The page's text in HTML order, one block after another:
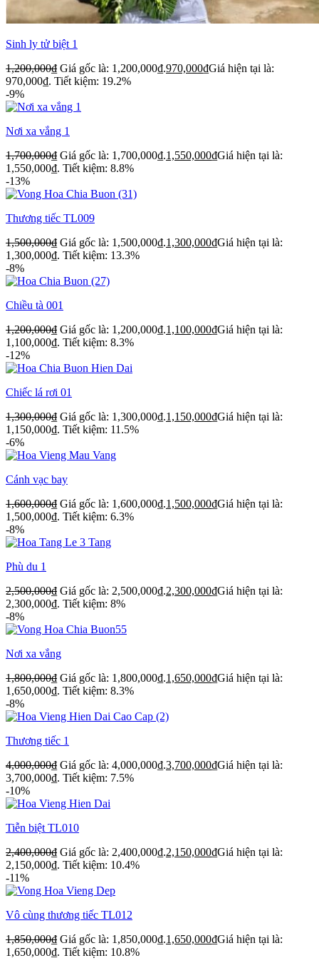
Sinh ly tử biệt 1
1,200,000₫ Giá gốc là: 1,200,000₫.970,000₫Giá hiện tại là:
970,000₫. Tiết kiệm: 19.2%
-9%
Nơi xa vắng 1
1,700,000₫ Giá gốc là: 1,700,000₫.1,550,000₫Giá hiện tại là:
1,550,000₫. Tiết kiệm: 8.8%
-13%
Thương tiếc TL009
1,500,000₫ Giá gốc là: 1,500,000₫.1,300,000₫Giá hiện tại là:
1,300,000₫. Tiết kiệm: 13.3%
-8%
Chiều tà 001
1,200,000₫ Giá gốc là: 1,200,000₫.1,100,000₫Giá hiện tại là:
1,100,000₫. Tiết kiệm: 8.3%
-12%
Chiếc lá rơi 01
1,300,000₫ Giá gốc là: 1,300,000₫.1,150,000₫Giá hiện tại là:
1,150,000₫. Tiết kiệm: 11.5%
-6%
Cánh vạc bay
1,600,000₫ Giá gốc là: 1,600,000₫.1,500,000₫Giá hiện tại là:
1,500,000₫. Tiết kiệm: 6.3%
-8%
Phù du 1
2,500,000₫ Giá gốc là: 2,500,000₫.2,300,000₫Giá hiện tại là:
2,300,000₫. Tiết kiệm: 8%
-8%
Nơi xa vắng
1,800,000₫ Giá gốc là: 1,800,000₫.1,650,000₫Giá hiện tại là:
1,650,000₫. Tiết kiệm: 8.3%
-8%
Thương tiếc 1
4,000,000₫ Giá gốc là: 4,000,000₫.3,700,000₫Giá hiện tại là:
3,700,000₫. Tiết kiệm: 7.5%
-10%
Tiễn biệt TL010
2,400,000₫ Giá gốc là: 2,400,000₫.2,150,000₫Giá hiện tại là:
2,150,000₫. Tiết kiệm: 10.4%
-11%
Vô cùng thương tiếc TL012
1,850,000₫ Giá gốc là: 1,850,000₫.1,650,000₫Giá hiện tại là:
1,650,000₫. Tiết kiệm: 10.8%